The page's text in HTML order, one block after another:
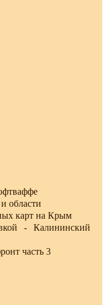
области
карт на Крым
- Калининский
часть 3